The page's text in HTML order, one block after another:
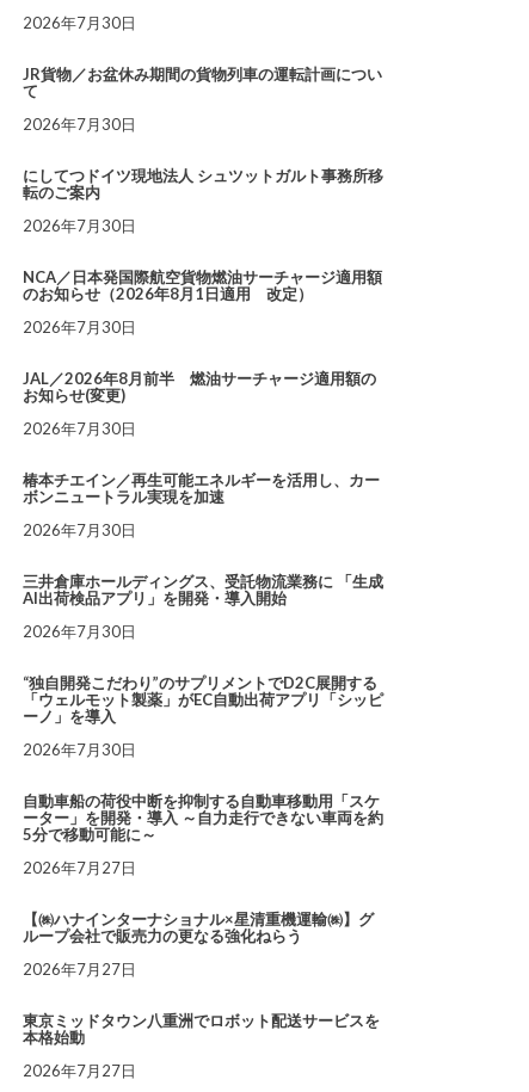
2026年7月30日
JR貨物／お盆休み期間の貨物列車の運転計画につい
て
2026年7月30日
にしてつドイツ現地法人 シュツットガルト事務所移
転のご案内
2026年7月30日
NCA／日本発国際航空貨物燃油サーチャージ適用額
のお知らせ（2026年8月1日適用 改定）
2026年7月30日
JAL／2026年8月前半 燃油サーチャージ適用額の
お知らせ(変更)
2026年7月30日
椿本チエイン／再生可能エネルギーを活用し、カー
ボンニュートラル実現を加速
2026年7月30日
三井倉庫ホールディングス、受託物流業務に 「生成
AI出荷検品アプリ」を開発・導入開始
2026年7月30日
“独自開発こだわり”のサプリメントでD2C展開する
「ウェルモット製薬」がEC自動出荷アプリ「シッピ
ーノ」を導入
2026年7月30日
自動車船の荷役中断を抑制する自動車移動用「スケ
ーター」を開発・導入 ～自力走行できない車両を約
5分で移動可能に～
2026年7月27日
【㈱ハナインターナショナル×星清重機運輸㈱】グ
ループ会社で販売力の更なる強化ねらう
2026年7月27日
東京ミッドタウン八重洲でロボット配送サービスを
本格始動
2026年7月27日